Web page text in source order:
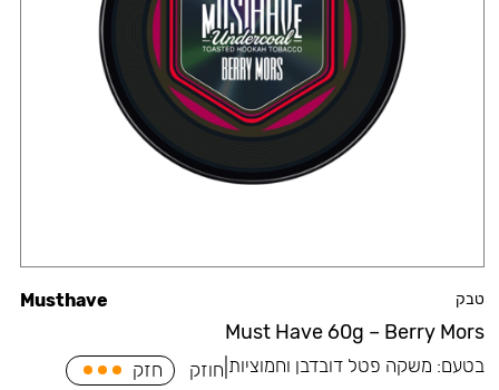
טבק
Must Have 60g – Berry Mors
Musthave
בטעם: משקה פטל דובדבן וחמוציות חוזק חזק